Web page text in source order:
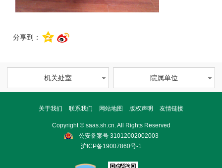
分享到：
机关处室 院属单位
关于我们 联系我们 网站地图 版权声明 友情链接
Copyright © saas.sh.cn. All Rights Reserved
公安备案号 31012002002003
沪ICP备19007860号-1